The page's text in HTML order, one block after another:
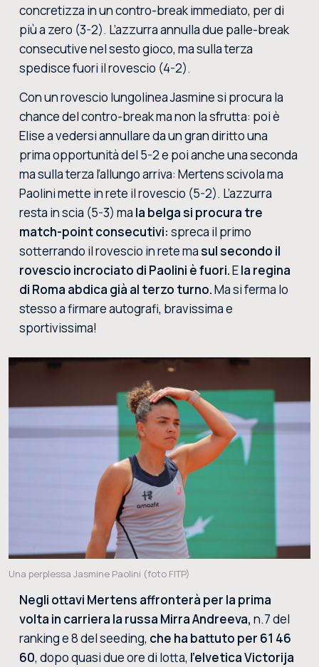
concretizza in un contro-break immediato, per di
più a zero (3-2). L’azzurra annulla due palle-break
consecutive nel sesto gioco, ma sulla terza
spedisce fuori il rovescio (4-2).
Con un rovescio lungolinea Jasmine si procura la
chance del contro-break ma non la sfrutta: poi è
Elise a vedersi annullare da un gran diritto una
prima opportunità del 5-2 e poi anche una seconda
ma sulla terza l’allungo arriva: Mertens scivola ma
Paolini mette in rete il rovescio (5-2). L’azzurra
resta in scia (5-3) ma la belga si procura tre
match-point consecutivi: spreca il primo
sotterrando il rovescio in rete masul secondo il
rovescio incrociato di Paolini è fuori.Ela regina
di Roma abdica già al terzo turno.Ma si ferma lo
stesso a firmare autografi, bravissima e
sportivissima!
Una perplessa Jasmine Paolini (foto FITP)
Negli ottavi Mertens affronterà per la prima
volta in carriera la russa Mirra Andreeva, n.7 del
ranking e 8 del seeding, che ha battuto per 61 46
60, dopo quasi due ore di lotta, l’elvetica Victorija